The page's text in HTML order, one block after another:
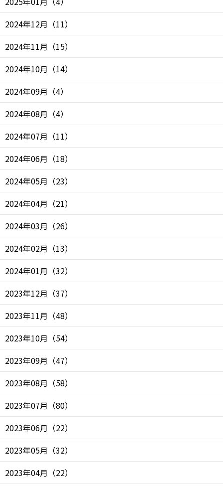
2024年12月 （11）
2024年11月 （15）
2024年10月 （14）
2024年09月 （4）
2024年08月 （4）
2024年07月 （11）
2024年06月 （18）
2024年05月 （23）
2024年04月 （21）
2024年03月 （26）
2024年02月 （13）
2024年01月 （32）
2023年12月 （37）
2023年11月 （48）
2023年10月 （54）
2023年09月 （47）
2023年08月 （58）
2023年07月 （80）
2023年06月 （22）
2023年05月 （32）
2023年04月 （22）